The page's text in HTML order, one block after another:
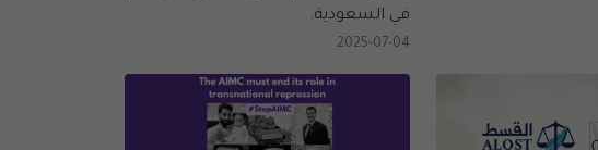
في السعودية.
2025-07-04